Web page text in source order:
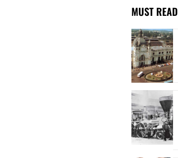
MUST READ